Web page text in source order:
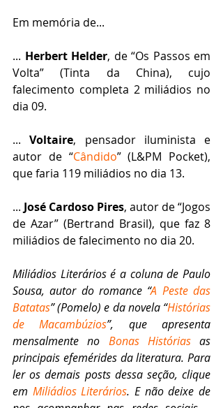
Em memória de...
... Herbert Helder, de “Os Passos em
Volta” (Tinta da China), cujo
falecimento completa 2 miliádios no
dia 09.
... Voltaire, pensador iluminista e
autor de “Cândido” (L&PM Pocket),
que faria 119 miliádios no dia 13.
... José Cardoso Pires, autor de “Jogos
de Azar” (Bertrand Brasil), que faz 8
miliádios de falecimento no dia 20.
Miliádios Literários é a coluna de Paulo
Sousa, autor do romance “A Peste das
Batatas” (Pomelo) e da novela “Histórias
de Macambúzios”, que apresenta
mensalmente no Bonas Histórias as
principais efemérides da literatura. Para
ler os demais posts dessa seção, clique
em Miliádios Literários. E não deixe de